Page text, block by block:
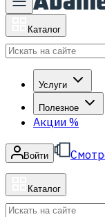
Каталог
Услуги
Полезное
Акции %
Войти
Каталог